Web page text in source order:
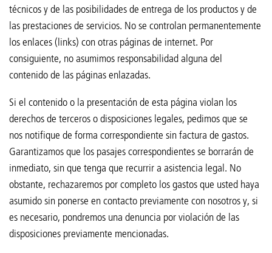
técnicos y de las posibilidades de entrega de los productos y de
las prestaciones de servicios. No se controlan permanentemente
los enlaces (links) con otras páginas de internet. Por
consiguiente, no asumimos responsabilidad alguna del
contenido de las páginas enlazadas.
Si el contenido o la presentación de esta página violan los
derechos de terceros o disposiciones legales, pedimos que se
nos notifique de forma correspondiente sin factura de gastos.
Garantizamos que los pasajes correspondientes se borrarán de
inmediato, sin que tenga que recurrir a asistencia legal. No
obstante, rechazaremos por completo los gastos que usted haya
asumido sin ponerse en contacto previamente con nosotros y, si
es necesario, pondremos una denuncia por violación de las
disposiciones previamente mencionadas.